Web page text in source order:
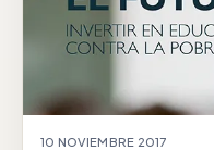
10 NOVIEMBRE 2017